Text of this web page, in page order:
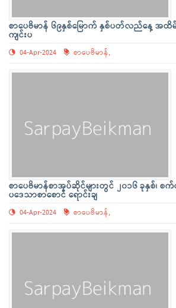
စာပေဗိမာန် ၆၉နှစ်မြောက် နှစ်ပတ်လည်နေ့ အထိ
ကျင်းပ
04-Apr-2024 စာပေဗိမာန်,
စာပေဗိမာန်စာအုပ်ဆိုင်များတွင် ၂၀၁၆ ခုနှ
ပဒေသာစာစောင် ရောင်းချ
04-Apr-2024 စာပေဗိမာန်,